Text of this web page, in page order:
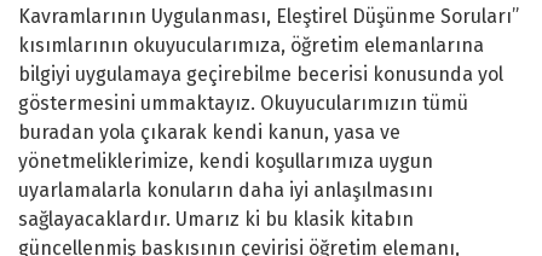
Kavramlarının Uygulanması, Eleştirel Düşünme Soruları”
kısımlarının okuyucularımıza, öğretim elemanlarına
bilgiyi uygulamaya geçirebilme becerisi konusunda yol
göstermesini ummaktayız. Okuyucularımızın tümü
buradan yola çıkarak kendi kanun, yasa ve
yönetmeliklerimize, kendi koşullarımıza uygun
uyarlamalarla konuların daha iyi anlaşılmasını
sağlayacaklardır. Umarız ki bu klasik kitabın
güncellenmiş baskısının çevirisi öğretim elemanı,